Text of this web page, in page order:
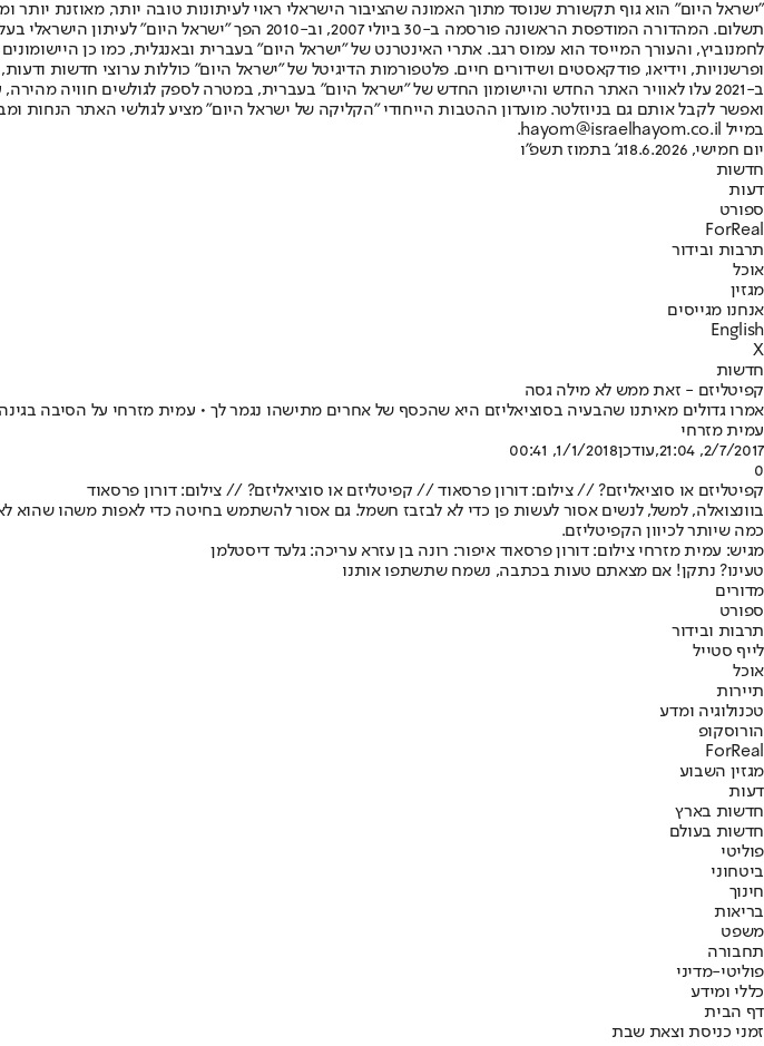
"ישראל היום" הוא גוף תקשורת שנוסד מתוך האמונה שהציבור הישראלי ראוי לעיתונות טובה יותר, מאוזנת יותר
תשלום. המהדורה המודפסת הראשונה פורסמה ב-30 ביולי
ופרשנויות, וידיאו, פודקאסטים ושידורים חיים. פלטפורמות הדיגיטל של "ישראל היום" כוללות ערוצי חדשות
ב-2021 עלו לאוויר האתר החדש והיישומון החדש של "ישראל היום" בעברית, במטרה לספק לגולשים חוויה
ואפשר לקבל אותם גם בניוזלטר. מועדון ההטבות הייחודי "הקליקה של ישראל היום" מציע לגולשי האתר הנחות
במייל hayom@israelhayom.co.il.
יום חמישי, 18.6.2026
ג' בתמוז תשפ"ו
חדשות
דעות
ספורט
ForReal
תרבות ובידור
אוכל
מגזין
אנחנו מגייסים
English
X
חדשות
קפיטליזם - זאת ממש לא מילה גסה
אמרו גדולים מאיתנו שהבעיה בסוציאליזם היא שהכסף של אחרים מתישהו נגמר לך • עמית מזרחי על הסיבה
עמית מזרחי
2/7/2017, 21:04
,עודכן1/1/2018, 00:41
0
קפיטליזם או סוציאליזם? // צילום: דורון פרסאוד // קפיטליזם או סוציאליזם? // צילום: דורון פרסאוד
בוונצואלה, למשל, לנשים אסור לעשות פן כדי לא לבזבז חשמל. גם אסור להשתמש בחיטה כדי לאפות משהו
כמה שיותר לכיוון הקפיטליזם.
מגיש: עמית מזרחי צילום: דורון פרסאוד איפור: רונה בן עזרא עריכה: גלעד דיסטלמן
טעינו? נתקן! אם מצאתם טעות בכתבה, נשמח שתשתפו אותנו
מדורים
ספורט
תרבות ובידור
לייף סטייל
אוכל
תיירות
טכנולוגיה ומדע
הורוסקופ
ForReal
מגזין השבוע
דעות
חדשות בארץ
חדשות בעולם
פוליטי
ביטחוני
חינוך
בריאות
משפט
תחבורה
פוליטי-מדיני
כללי ומידע
דף הבית
זמני כניסת וצאת שבת